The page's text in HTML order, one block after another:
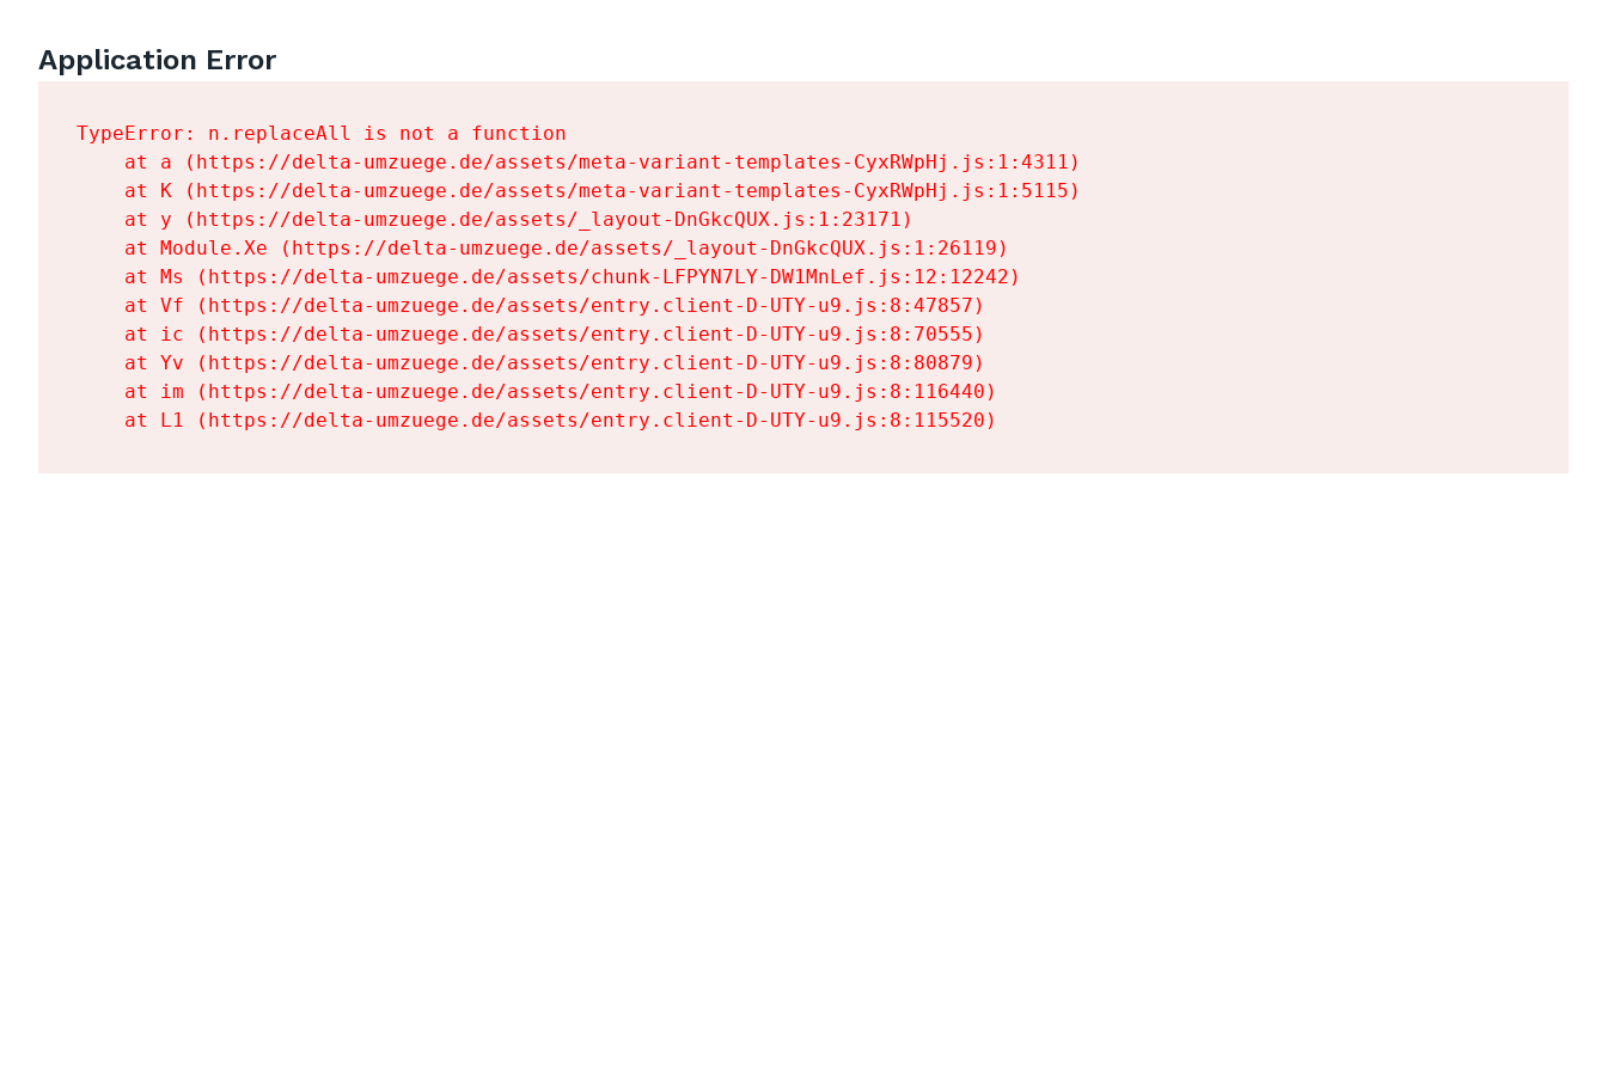
Application Error
TypeError: n.replaceAll is not a function
    at a (https://delta-umzuege.de/assets/meta-variant-templates-CyxRWpHj.js:1:4311)
    at K (https://delta-umzuege.de/assets/meta-variant-templates-CyxRWpHj.js:1:5115)
    at y (https://delta-umzuege.de/assets/_layout-DnGkcQUX.js:1:23171)
    at Module.Xe (https://delta-umzuege.de/assets/_layout-DnGkcQUX.js:1:26119)
    at Ms (https://delta-umzuege.de/assets/chunk-LFPYN7LY-DW1MnLef.js:12:12242)
    at Vf (https://delta-umzuege.de/assets/entry.client-D-UTY-u9.js:8:47857)
    at ic (https://delta-umzuege.de/assets/entry.client-D-UTY-u9.js:8:70555)
    at Yv (https://delta-umzuege.de/assets/entry.client-D-UTY-u9.js:8:80879)
    at im (https://delta-umzuege.de/assets/entry.client-D-UTY-u9.js:8:116440)
    at L1 (https://delta-umzuege.de/assets/entry.client-D-UTY-u9.js:8:115520)